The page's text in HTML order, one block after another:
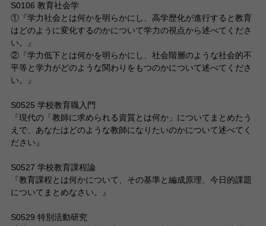
S0106 教育社会学
①『学力社会とは何かを明らかにし、高学歴化が進行すると教育
はどのように変化するのかについて学力の視点から述べてくださ
い。』
②『学力低下とは何かを明らかにし、社会階層のような社会的不
平等と学力がどのような関わりをもつのかについて述べてくださ
い。』
S0525 学校教育職入門
『現代の「教師に求められる資質とは何か」についてまとめたう
えで、あなたはどのような教師になりたいのかについて述べてく
ださい』
S0527 学校教育課程論
『教育課程とは何かについて、その基準と編成原理、今日的課題
についてまとめなさい。』
S0529 特別活動研究